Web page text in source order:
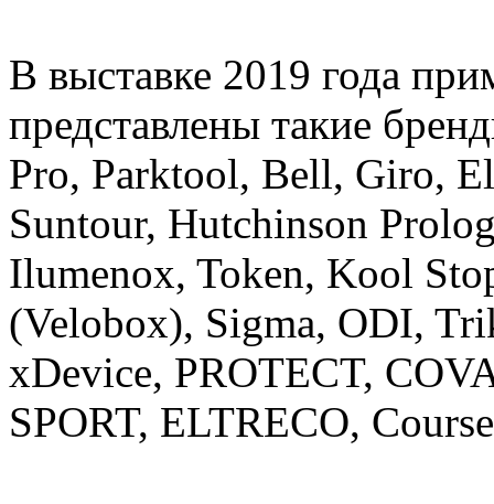
В выставке 2019 года
представлены такие
Pro, Parktool, Bell, Giro,
Suntour, Hutchinson
Ilumenox, Token, Kool
(Velobox), Sigma, ODI,
xDevice, PROTECT,
SPORT, ELTRECO,